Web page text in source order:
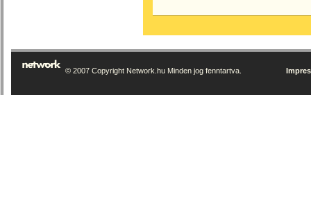
© 2007 Copyright Network.hu Minden jog fenntartva.